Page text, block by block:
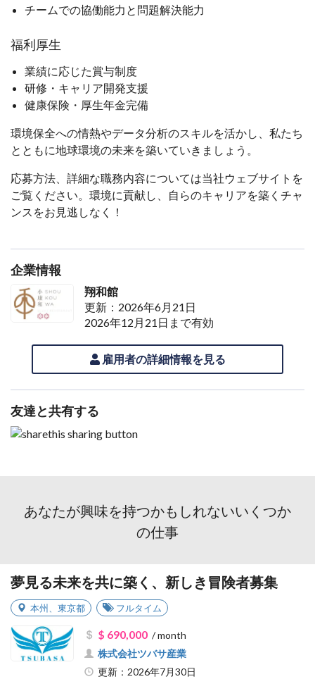
チームでの協働能力と問題解決能力
福利厚生
業績に応じた賞与制度
研修・キャリア開発支援
健康保険・厚生年金完備
環境保全への情熱やデータ分析のスキルを活かし、私たち
とともに地球環境の未来を築いていきましょう。
応募方法、詳細な職務内容については当社ウェブサイトを
ご覧ください。環境に貢献し、自らのキャリアを築くチャ
ンスをお見逃しなく！
企業情報
翔和館
更新：2026年6月21日
2026年12月21日まで有効
雇用者の詳細情報を見る
友達と共有する
あなたが興味を持つかもしれないいくつか
の仕事
夢見る未来を共に築く、新しき冒険者募集
本州 東京都 フルタイム
$ 690,000/ month
株式会社ツバサ産業
更新：2026年7月30日